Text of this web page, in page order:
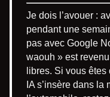
Je dois l’avouer :
pendant une
pas avec Google
waouh » est
libres. Si vous
IA s’insère dans